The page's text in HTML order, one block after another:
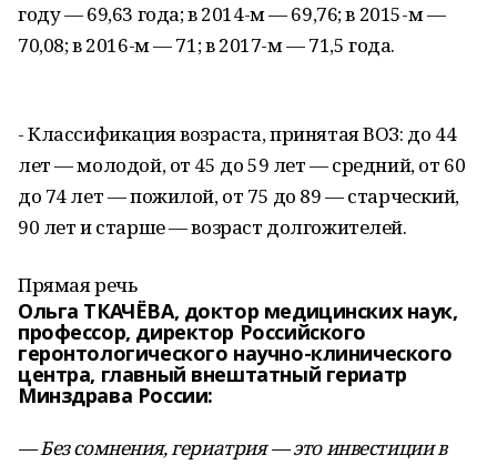
году — 69,63 года; в 2014-м — 69,76; в 2015-м —
70,08; в 2016-м — 71; в 2017-м — 71,5 года.
- Классификация возраста, принятая ВОЗ: до 44
лет — молодой, от 45 до 59 лет — средний, от 60
до 74 лет — пожилой, от 75 до 89 — старческий,
90 лет и старше — возраст долгожителей.
Прямая речь
Ольга ТКАЧЁВА, доктор медицинских наук,
профессор, директор Российского
геронтологического научно-клинического
центра, главный внештатный гериатр
Минздрава России:
— Без сомнения, гериатрия — это инвестиции в